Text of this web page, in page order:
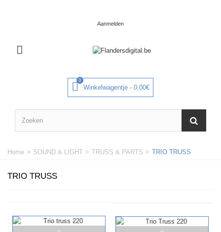
Aanmelden
0
Winkelwagentje - 0,00€
Home > SOUND & LIGHT > TRUSS & PARTS > TRIO TRUSS
TRIO TRUSS